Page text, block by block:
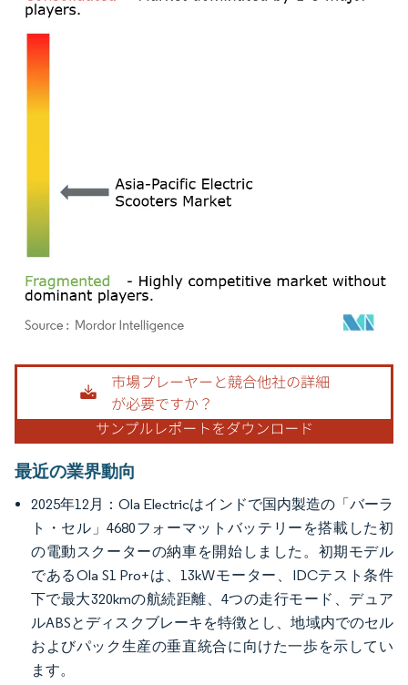
画像 © Mordor Intelligence。再利用にはCC BY 4.0の表示が必要です。
最近の業界動向
2025年12月：Ola Electricはインドで国内製造の「バーラ
ト・セル」4680フォーマットバッテリーを搭載した初
の電動スクーターの納車を開始しました。初期モデル
であるOla S1 Pro+は、13kWモーター、IDCテスト条件
下で最大320kmの航続距離、4つの走行モード、デュア
ルABSとディスクブレーキを特徴とし、地域内でのセル
およびパック生産の垂直統合に向けた一歩を示してい
ます。